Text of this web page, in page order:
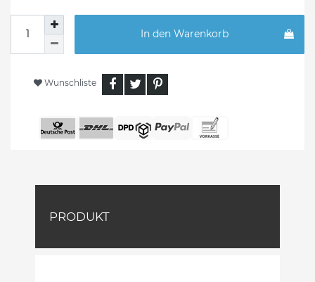
In den Warenkorb
Wunschliste
PRODUKT